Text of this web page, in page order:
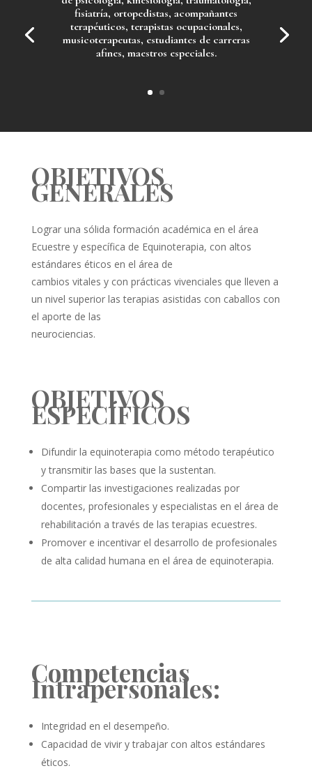
fisiatría, ortopedistas, acompañantes
terapéuticos, terapistas ocupacionales,
musicoterapeutas, estudiantes de carreras
afines, maestros especiales.
OBJETIVOS
GENERALES
Lograr una sólida formación académica en el área
Ecuestre y específica de Equinoterapia, con altos
estándares éticos en el área de
cambios vitales y con prácticas vivenciales que lleven a
un nivel superior las terapias asistidas con caballos con
el aporte de las
neurociencias.
OBJETIVOS
ESPECÍFICOS
Difundir la equinoterapia como método terapéutico
y transmitir las bases que la sustentan.
Compartir las investigaciones realizadas por
docentes, profesionales y especialistas en el área de
rehabilitación a través de las terapias ecuestres.
Promover e incentivar el desarrollo de profesionales
de alta calidad humana en el área de equinoterapia.
Competencias
Intrapersonales:
Integridad en el desempeño.
Capacidad de vivir y trabajar con altos estándares
éticos.